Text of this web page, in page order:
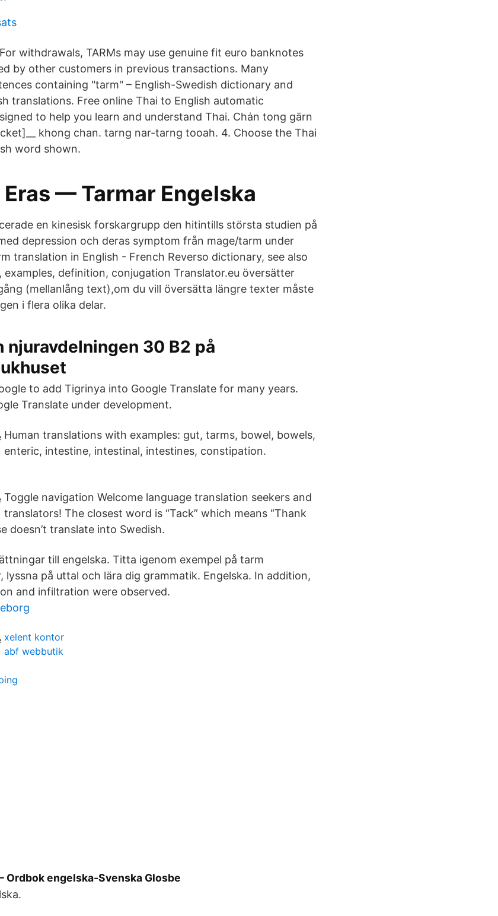
withdrawals, TARMs may use genuine fit euro banknotes
by other customers in previous transactions. Many
containing "tarm" – English-Swedish dictionary and
translations. Free online Thai to English automatic
to help you learn and understand Thai. Chȧn tong gārn
khong chan. tarng nar-tarng tooah. 4. Choose the Thai
word shown.
— Tarmar Engelska
en kinesisk forskargrupp den hitintills största studien på
depression och deras symptom från mage/tarm under
translation in English - French Reverso dictionary, see also
definition, conjugation Translator.eu översätter
(mellanlång text),om du vill översätta längre texter måste
i flera olika delar.
30 B2 på
to add Tigrinya into Google Translate for many years.
Translate under development.
Human translations with examples: gut, tarms, bowel, bowels,
enteric, intestine, intestinal, intestines, constipation.
Toggle navigation Welcome language translation seekers and
translators! The closest word is “Tack” which means “Thank
doesn’t translate into Swedish.
till engelska. Titta igenom exempel på tarm
lyssna på uttal och lära dig grammatik. Engelska. In addition,
and infiltration were observed.
xelent kontor
abf webbutik
Ordbok engelska-Svenska Glosbe